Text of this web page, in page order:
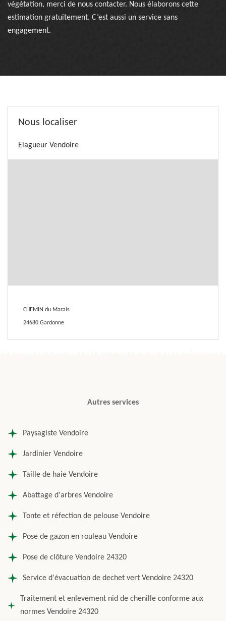
végétation, merci de nous contacter. Nous élaborons cette
estimation gratuitement. C’est aussi un service sans
engagement.
Nous localiser
Elagueur Vendoire
CHEMIN du Marais
24680 Gardonne
Autres services
Paysagiste Vendoire
Jardinier Vendoire
Taille de haie Vendoire
Abattage d'arbres Vendoire
Tonte et réfection de pelouse Vendoire
Pose de gazon en rouleau Vendoire
Pose de clôture Vendoire 24320
Service d'évacuation de dechet vert Vendoire 24320
Traitement et enlevement nid de chenille conforme aux
normes Vendoire 24320